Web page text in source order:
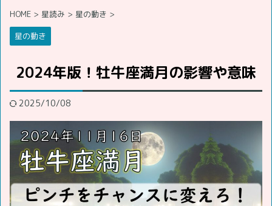
HOME > 星読み > 星の動き >
星の動き
2024年版！牡牛座満月の影響や意味
2025/10/08